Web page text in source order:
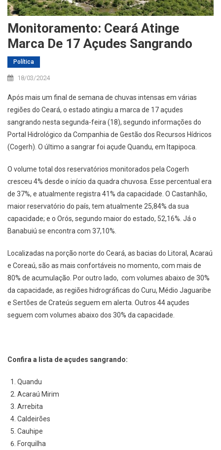
Monitoramento: Ceará Atinge
Marca De 17 Açudes Sangrando
Política
18/03/2024
Após mais um final de semana de chuvas intensas em várias
regiões do Ceará, o estado atingiu a marca de 17 açudes
sangrando nesta segunda-feira (18), segundo informações do
Portal Hidrológico da Companhia de Gestão dos Recursos Hídricos
(Cogerh). O último a sangrar foi açude Quandu, em Itapipoca.
O volume total dos reservatórios monitorados pela Cogerh
cresceu 4% desde o início da quadra chuvosa. Esse percentual era
de 37%, e atualmente registra 41% da capacidade. O Castanhão,
maior reservatório do país, tem atualmente 25,84% da sua
capacidade; e o Orós, segundo maior do estado, 52,16%. Já o
Banabuiú se encontra com 37,10%.
Localizadas na porção norte do Ceará, as bacias do Litoral, Acaraú
e Coreaú, são as mais confortáveis no momento, com mais de
80% de acumulação. Por outro lado, com volumes abaixo de 30%
da capacidade, as regiões hidrográficas do Curu, Médio Jaguaribe
e Sertões de Crateús seguem em alerta. Outros 44 açudes
seguem com volumes abaixo dos 30% da capacidade.
Confira a lista de açudes sangrando:
Quandu
Acaraú Mirim
Arrebita
Caldeirões
Cauhipe
Forquilha